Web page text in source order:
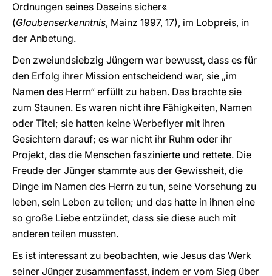
Ordnungen seines Daseins sicher«
(Glaubenserkenntnis, Mainz 1997, 17), im Lobpreis, in
der Anbetung.
Den zweiundsiebzig Jüngern war bewusst, dass es für
den Erfolg ihrer Mission entscheidend war, sie „im
Namen des Herrn“ erfüllt zu haben. Das brachte sie
zum Staunen. Es waren nicht ihre Fähigkeiten, Namen
oder Titel; sie hatten keine Werbeflyer mit ihren
Gesichtern darauf; es war nicht ihr Ruhm oder ihr
Projekt, das die Menschen faszinierte und rettete. Die
Freude der Jünger stammte aus der Gewissheit, die
Dinge im Namen des Herrn zu tun, seine Vorsehung zu
leben, sein Leben zu teilen; und das hatte in ihnen eine
so große Liebe entzündet, dass sie diese auch mit
anderen teilen mussten.
Es ist interessant zu beobachten, wie Jesus das Werk
seiner Jünger zusammenfasst, indem er vom Sieg über